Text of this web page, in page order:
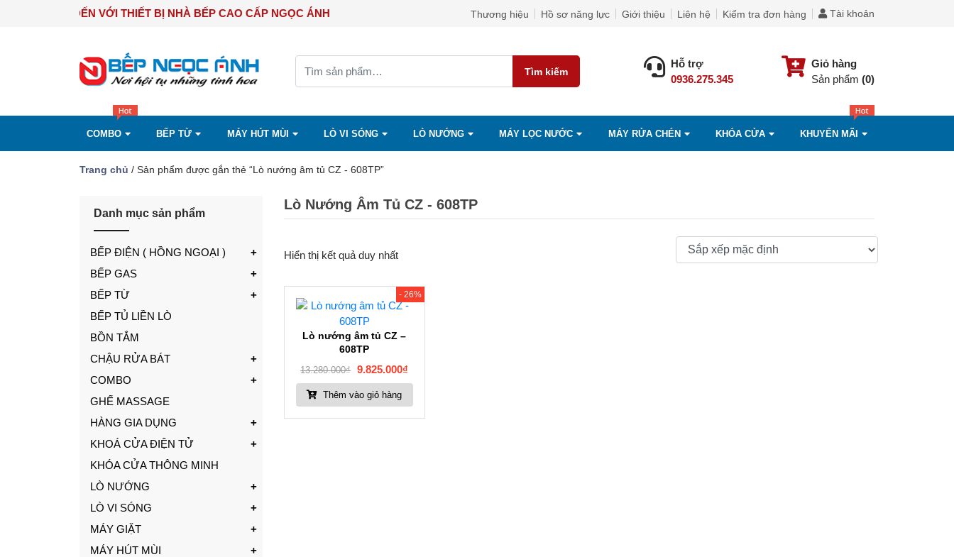
MỪNG BẠN ĐẾN VỚI THIẾT BỊ NHÀ BẾP CAO CẤP NGỌC ÁNH Thương hiệu Hồ sơ năng lực Giới thiệu Liên hệ Kiểm tra đơn hàng Tài khoản
Tìm kiếm
Hỗ trợ
0936.275.345
Giỏ hàng
Sản phẩm (0)
COMBO BẾP TỪ MÁY HÚT MÙI LÒ VI SÓNG LÒ NƯỚNG MÁY LỌC NƯỚC MÁY RỬA CHÉN KHÓA CỬA KHUYẾN MÃI
Trang chủ / Sản phẩm được gắn thẻ “Lò nướng âm tủ CZ - 608TP”
Danh mục sản phẩm
BẾP ĐIỆN ( HỒNG NGOẠI )
BẾP GAS
BẾP TỪ
BẾP TỦ LIỀN LÒ
BỒN TẮM
CHẬU RỬA BÁT
COMBO
GHẾ MASSAGE
HÀNG GIA DỤNG
KHOÁ CỬA ĐIỆN TỬ
KHÓA CỬA THÔNG MINH
LÒ NƯỚNG
LÒ VI SÓNG
MÁY GIẶT
MÁY HÚT MÙI
Lò Nướng Âm Tủ CZ - 608TP
Hiển thị kết quả duy nhất
- 26%
Lò nướng âm tủ CZ –
608TP
13.280.000₫ 9.825.000₫
Thêm vào giỏ hàng